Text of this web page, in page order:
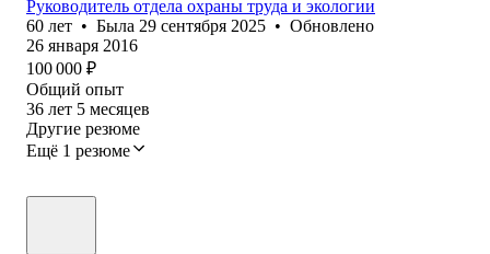
Руководитель отдела охраны труда и экологии
60 лет • Была 29 сентября 2025 • Обновлено
26 января 2016
100 000 ₽
Общий опыт
36 лет 5 месяцев
Другие резюме
Ещё 1 резюме